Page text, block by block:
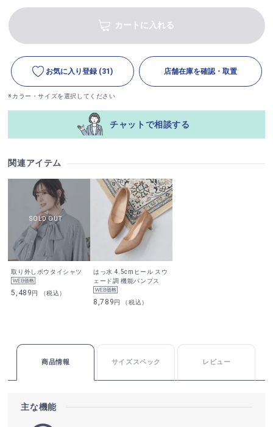
カートに入れる
お気に入り登録 (31) 店舗在庫を確認・取置
※カラー・サイズを選択してください
チャットで相談する
関連アイテム
取り外しボウタイシャツ
5,489円 （税込）
はっ水 4.5cmヒール スウ
ェード調 機能パンプス
8,789円 （税込）
商品情報 サイズスペック レビュー
主な機能